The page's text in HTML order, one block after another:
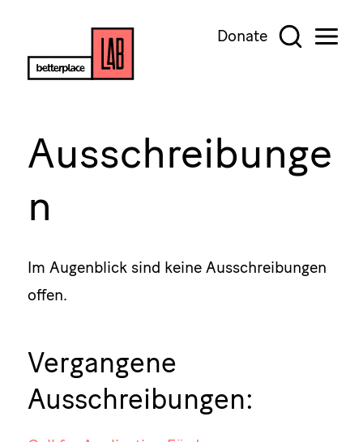
Ausschreibunge
n
Im Augenblick sind keine Ausschreibungen
offen.
Vergangene
Ausschreibungen:
Donate